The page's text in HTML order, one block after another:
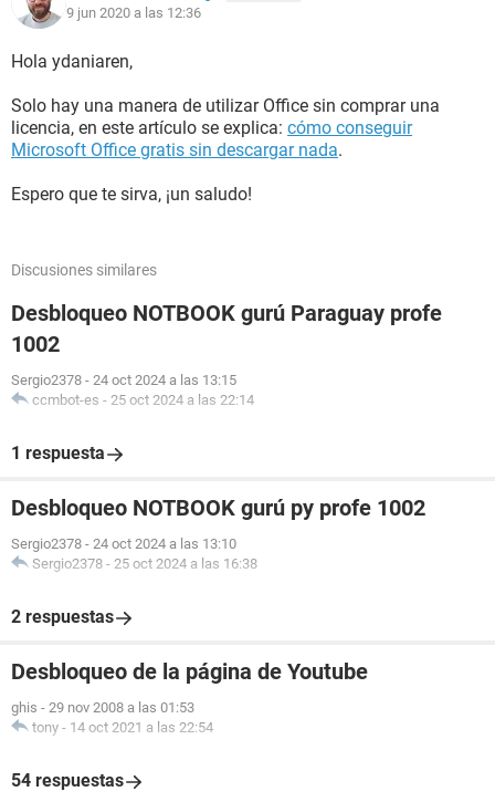
9 jun 2020 a las 12:36
Hola ydaniaren,
Solo hay una manera de utilizar Office sin comprar una
licencia, en este artículo se explica: cómo conseguir
Microsoft Office gratis sin descargar nada.
Espero que te sirva, ¡un saludo!
Discusiones similares
Desbloqueo NOTBOOK gurú Paraguay profe
1002
Sergio2378 - 24 oct 2024 a las 13:15
ccmbot-es - 25 oct 2024 a las 22:14
1 respuesta
Desbloqueo NOTBOOK gurú py profe 1002
Sergio2378 - 24 oct 2024 a las 13:10
Sergio2378 - 25 oct 2024 a las 16:38
2 respuestas
Desbloqueo de la página de Youtube
ghis - 29 nov 2008 a las 01:53
tony - 14 oct 2021 a las 22:54
54 respuestas